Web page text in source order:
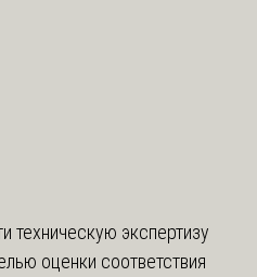
техническую экспертизу
оценки соответствия